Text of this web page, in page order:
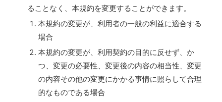
ることなく、本規約を変更することができます。
本規約の変更が、利用者の一般の利益に適合する
場合
本規約の変更が、利用契約の目的に反せず、か
つ、変更の必要性、変更後の内容の相当性、変更
の内容その他の変更にかかる事情に照らして合理
的なものである場合